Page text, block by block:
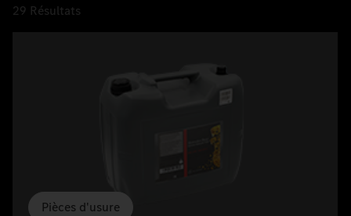
29 Résultats
Pièces d'usure